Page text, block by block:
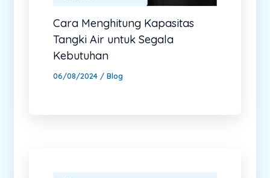
Cara Menghitung Kapasitas
Tangki Air untuk Segala
Kebutuhan
06/08/2024 / Blog